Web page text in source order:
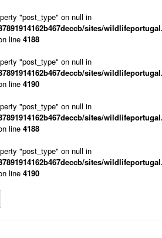
"post_type" on null in
sites/
line 4188
"post_type" on null in
sites/
line 4190
"post_type" on null in
sites/
line 4188
"post_type" on null in
sites/
line 4190